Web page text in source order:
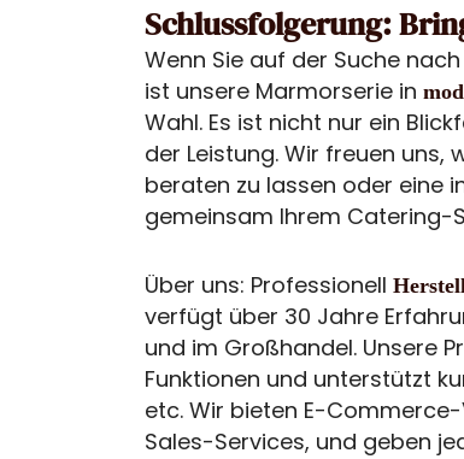
Schlussfolgerung:
Wenn Sie auf der Suche
ist unsere Marmorserie in
Wahl. Es ist nicht nur ein
der Leistung. Wir freuen uns,
beraten zu lassen oder eine
gemeinsam Ihrem Catering-
Über uns: Professionell
verfügt über 30 Jahre
und im Großhandel. Unsere
Funktionen und unterstützt
etc. Wir bieten E-
Sales-Services, und geben